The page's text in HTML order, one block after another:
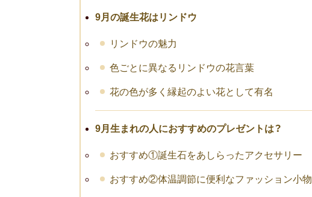
9月の誕生花はリンドウ
リンドウの魅力
色ごとに異なるリンドウの花言葉
花の色が多く縁起のよい花として有名
9月生まれの人におすすめのプレゼントは？
おすすめ①誕生石をあしらったアクセサリー
おすすめ②体温調節に便利なファッション小物